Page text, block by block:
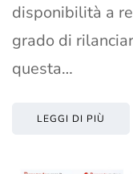
disponibilità a
grado di
questa…
LEGGI DI PIÙ